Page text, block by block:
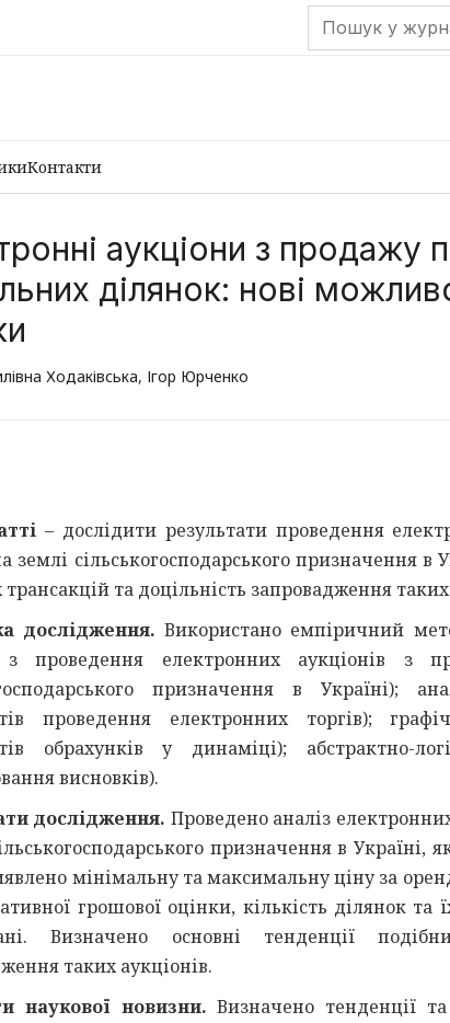
Контакти
аукціони з продажу
ділянок: нові
Ходаківська, Ігор Юрченко
– дослідити результати проведення
землі сільськогосподарського призначення в
та доцільність запровадження таких
дослідження. Використано емпіричний
з проведення електронних аукціонів з
призначення в Україні);
проведення електронних торгів);
обрахунків у динаміці); абстрактно-
висновків).
дослідження. Проведено аналіз
призначення в Україні,
мінімальну та максимальну ціну за
грошової оцінки, кількість ділянок
Визначено основні тенденції
таких аукціонів.
наукової новизни. Визначено тенденції